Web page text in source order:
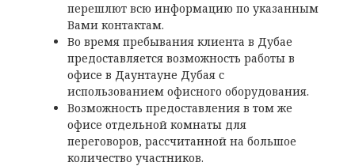
перешлют всю информацию по указанным
Вами контактам.
Во время пребывания клиента в Дубае
предоставляется возможность работы в
офисе в Даунтауне Дубая с
использованием офисного оборудования.
Возможность предоставления в том же
офисе отдельной комнаты для
переговоров, рассчитанной на большое
количество участников.